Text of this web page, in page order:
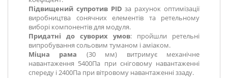
Підвищений супротив PID за рахунок оптимізації
виробництва сонячних елементів та ретельному
виборі компонентів для модуля.
Придатні до суворих умов: пройшли ретельні
випробування сольовим туманом і аміаком.
Міцна рама (30 мм) витримує механічне
навантаження 5400Па при сніговому навантаженні
спереду і 2400Па при вітровому навантаженні ззаду.